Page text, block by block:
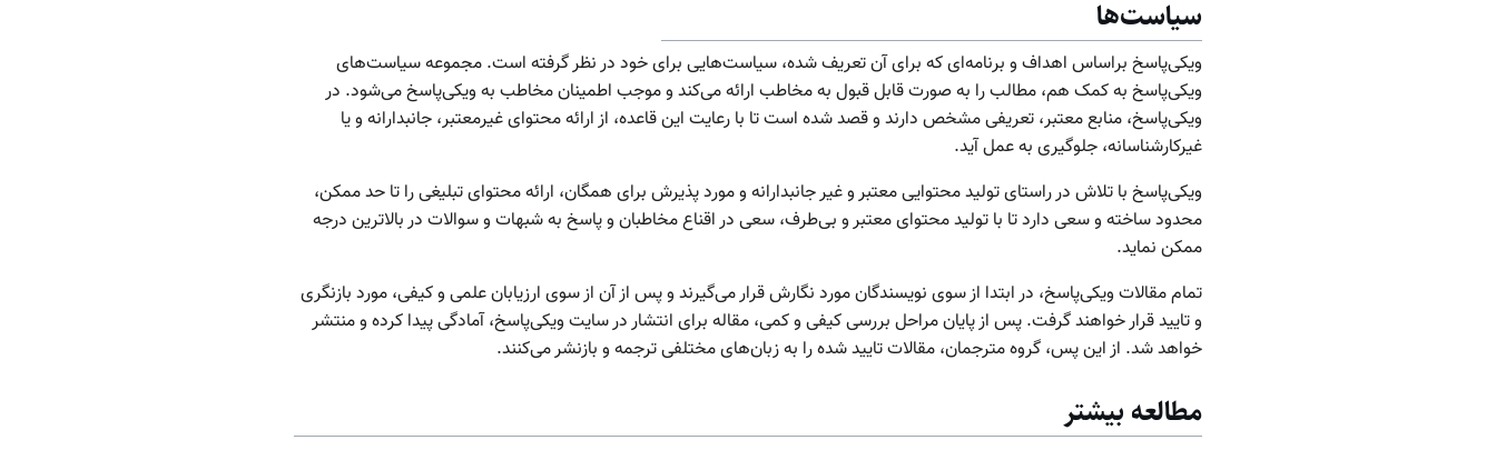
سیاست‌ها
ویکی‌پاسخ براساس اهداف و برنامه‌ای که برای آن تعریف شده، سیاست‌هایی برای خود در نظر گرفته است. مجموعه سیاست‌های
ویکی‌پاسخ به کمک هم، مطالب را به صورت قابل قبول به مخاطب ارائه می‌کند و موجب اطمینان مخاطب به ویکی‌پاسخ می‌شود. در
ویکی‌پاسخ، منابع معتبر، تعریفی مشخص دارند و قصد شده است تا با رعایت این قاعده، از ارائه محتوای غیرمعتبر، جانبدارانه و یا
غیرکارشناسانه، جلوگیری به عمل آید.
ویکی‌پاسخ با تلاش در راستای تولید محتوایی معتبر و غیر جانبدارانه و مورد پذیرش برای همگان، ارائه محتوای تبلیغی را تا حد ممکن،
محدود ساخته و سعی دارد تا با تولید محتوای معتبر و بی‌طرف، سعی در اقناع مخاطبان و پاسخ به شبهات و سوالات در بالاترین درجه
ممکن نماید.
تمام مقالات ویکی‌پاسخ، در ابتدا از سوی نویسندگان مورد نگارش قرار می‌گیرند و پس از آن از سوی ارزیابان علمی و کیفی، مورد بازنگری
و تایید قرار خواهند گرفت. پس از پایان مراحل بررسی کیفی و کمی، مقاله برای انتشار در سایت ویکی‌پاسخ، آمادگی پیدا کرده و منتشر
خواهد شد. از این پس، گروه مترجمان، مقالات تایید شده را به زبان‌های مختلفی ترجمه و بازنشر می‌کنند.
مطالعه بیشتر